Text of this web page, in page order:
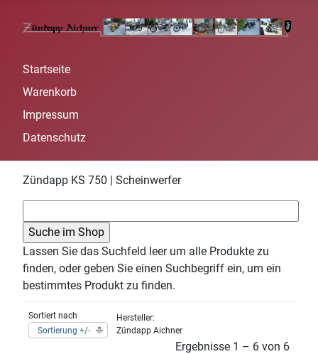
Startseite
Warenkorb
Impressum
Datenschutz
Zündapp KS 750 | Scheinwerfer
Lassen Sie das Suchfeld leer um alle Produkte zu
finden, oder geben Sie einen Suchbegriff ein, um ein
bestimmtes Produkt zu finden.
Sortiert nach
Sortierung +/-
Hersteller:
Zündapp Aichner
Ergebnisse 1 – 6 von 6